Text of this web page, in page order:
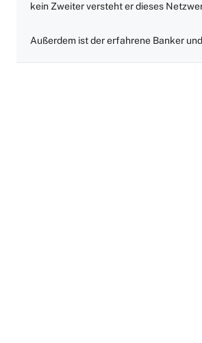
kein Zweiter versteht er dieses
Außerdem ist der erfahrene Banker